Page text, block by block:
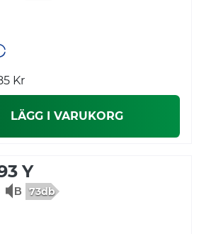
Kr
LÄGG I VARUKORG
Y
73db